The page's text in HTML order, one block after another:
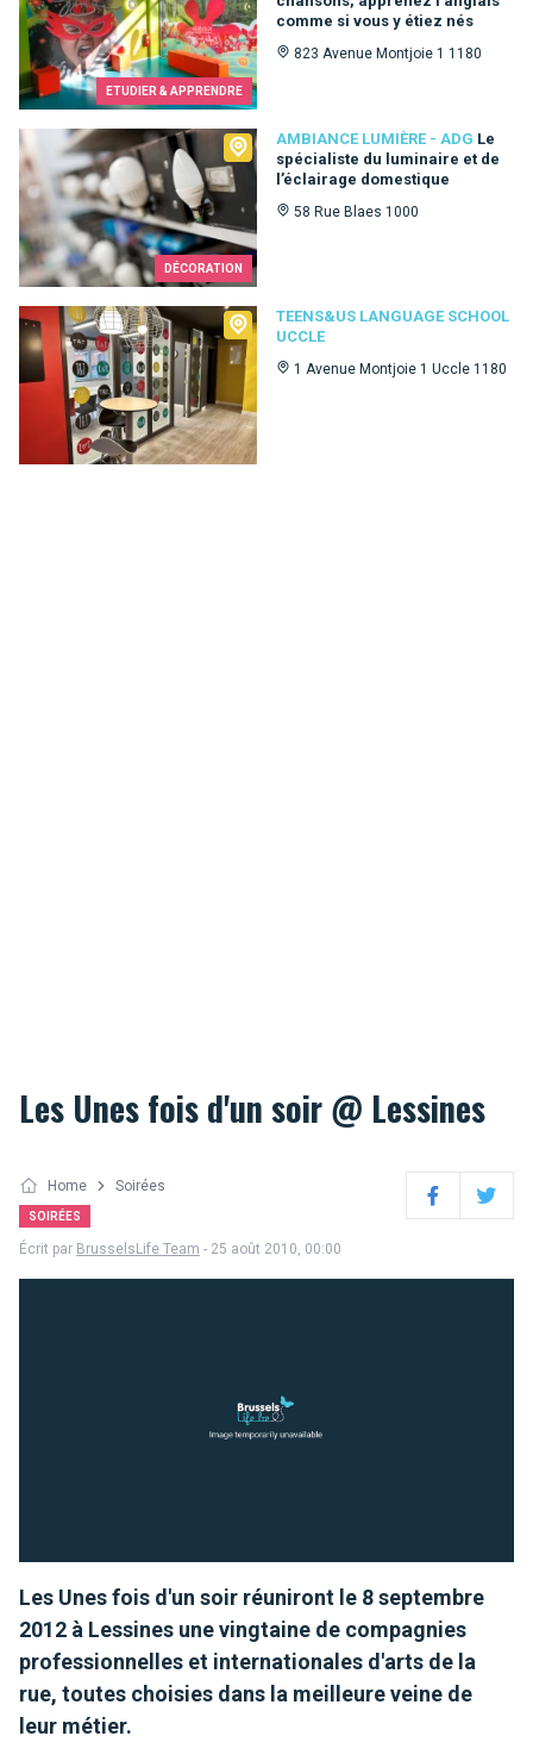
ETUDIER & APPRENDRE
comme si vous y étiez nés
823 Avenue Montjoie 1 1180
DÉCORATION
AMBIANCE LUMIÈRE - ADG Le
spécialiste du luminaire et de
l’éclairage domestique
58 Rue Blaes 1000
Ambiance Lumière - ADG
TEENS&US LANGUAGE SCHOOL
UCCLE
1 Avenue Montjoie 1 Uccle 1180
Teens&Us language school Uccle
Les Unes fois d'un soir @ Lessines
Home Soirées
SOIRÉES FacebookTwitter
Écrit par BrusselsLife Team - 25 août 2010, 00:00
Les Unes fois d'un soir réuniront le 8 septembre
2012 à Lessines une vingtaine de compagnies
professionnelles et internationales d'arts de la
rue, toutes choisies dans la meilleure veine de
leur métier.